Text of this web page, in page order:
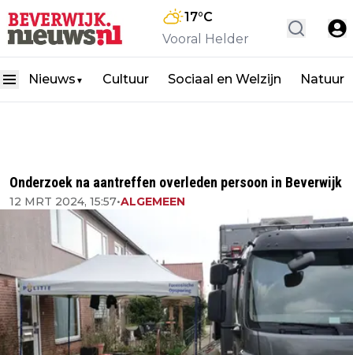
17°C
Vooral Helder
Nieuws ▼ Cultuur Sociaal en Welzijn Natuur
Onderzoek na aantreffen overleden persoon in Beverwijk
12 MRT 2024, 15:57•ALGEMEEN